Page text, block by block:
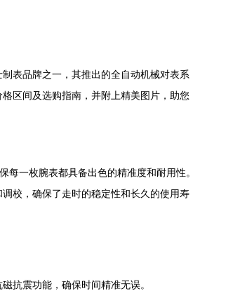
表品牌之一，其推出的全自动机械对表系
区间及选购指南，并附上精美图片，助您
一枚腕表都具备出色的精准度和耐用性。
校，确保了走时的稳定性和长久的使用寿
抗震功能，确保时间精准无误。